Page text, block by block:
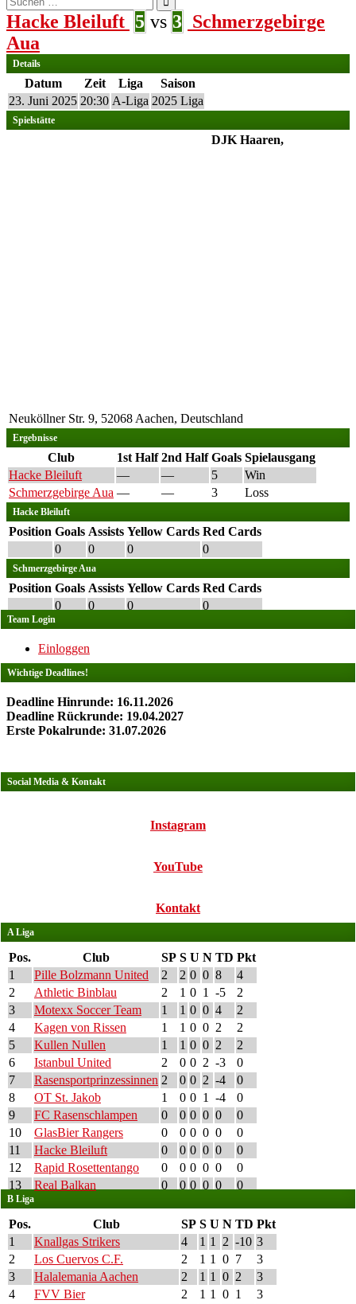
nach:
Hacke Bleiluft 5 vs 3 Schmerzgebirge
Aua
Details
Datum Zeit Liga
Saison
23. Juni 2025 20:30 A-Liga 2025 Liga
Spielstätte
DJK Haaren,
Neuköllner Str. 9, 52068 Aachen, Deutschland
Ergebnisse
Club 1st Half 2nd Half Goals Spielausgang
Hacke Bleiluft
— — 5
Win
Schmerzgebirge Aua — — 3 Loss
Hacke Bleiluft
Position Goals Assists Yellow Cards Red Cards
0
0 0 0
Schmerzgebirge Aua
Position Goals Assists Yellow Cards Red Cards
0
0 0 0
Team Login
Einloggen
Wichtige Deadlines!
Deadline Hinrunde: 16.11.2026
Deadline Rückrunde: 19.04.2027
Erste Pokalrunde: 31.07.2026
Social Media & Kontakt
Instagram
YouTube
Kontakt
A Liga
Pos. Club SP S U N TD Pkt
1
Pille Bolzmann United 2 2 0 0 8
4
2
Athletic Binblau 2 1 0 1 -5
2
3
Motexx Soccer Team 1 1 0 0 4
2
4
Kagen von Rissen 1 1 0 0 2
2
5
Kullen Nullen 1 1 0 0 2
2
6
Istanbul United 2 0 0 2 -3
0
7
Rasensportprinzessinnen 2 0 0 2 -4
0
8
OT St. Jakob 1 0 0 1 -4
0
9
FC Rasenschlampen 0 0 0 0 0
0
10
GlasBier Rangers 0 0 0 0 0
0
11
Hacke Bleiluft 0 0 0 0 0
0
12
Rapid Rosettentango 0 0 0 0 0
0
13
Real Balkan 0 0 0 0 0 0
B Liga
Pos. Club SP S U N TD Pkt
1
Knallgas Strikers 4 1 1 2 -10 3
2
Los Cuervos C.F. 2 1 1 0 7
3
3
Halalemania Aachen 2 1 1 0 2
3
4
FVV Bier 2 1 1 0 1
3